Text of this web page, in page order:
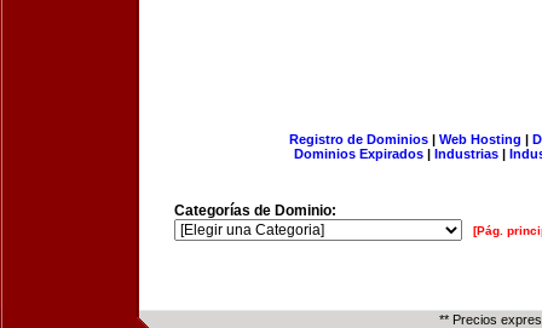
Registro de Dominios| Web Hosting |
Dominios Expirados | Industrias |
Categorías de Dominio:
[Pág.
** Precios